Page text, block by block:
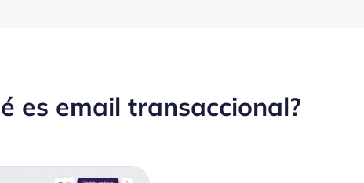
es email transaccional?